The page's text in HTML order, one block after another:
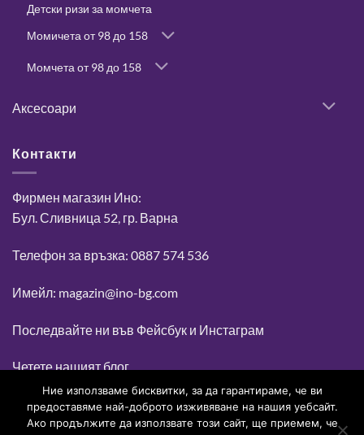
Детски ризи за момчета
Момичета от 98 до 158
Момчета от 98 до 158
Аксесоари
Контакти
Фирмен магазин Ино:
Бул. Сливница 52, гр. Варна
Телефон за връзка: 0887 574 536
Имейл: magazin@ino-bg.com
Последвайте ни във Фейсбук и Инстаграм
Четете нашият блог
0
Ние използваме бисквитки, за да гарантираме, че ви
предоставяме най-доброто изживяване на нашия уебсайт.
Ако продължите да използвате този сайт, ще приемем, че